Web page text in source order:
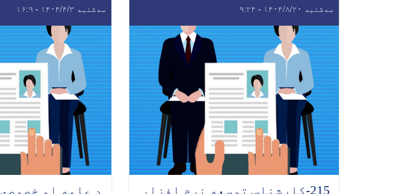
سه‌شنبه ۱۴۰۴/۸/۲۰ - ۹:۲۴
215-کارشناس توسعه نرم افزار
سه‌شنبه ۱۴۰۴/۴/۳ - ۱۶:۹
د عامه او خصوصي